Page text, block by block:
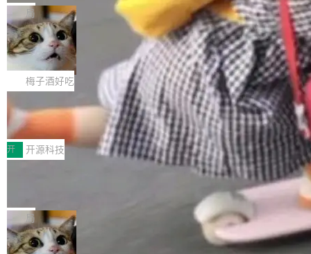
融、能源、医疗等对数据安全要求较...
各业的Agent走向规模化建设，算力构成形态逐
渐丰富，用户关注的重点也在发生变化：不只是
让AI用起来，还要进一步看清混合算力时代下，
Token花在哪里、算力是否被充分利用，以及持
续增长的AI成本该如何优化。 深信服AI算力网关
正是围绕这些实际问题，从Token治理和成本治
理两个方面，让用户的每一份算力都看得清、管
得住、用得稳、省得下、更安全！ 一、从现在开
始，Token使用一目...
Bigtable 作者之一。TensorFlow 的作者之一。
Gemini 的架构师。Google 首席科学家。 Jeff D
ean 在 Google 工作了 27 年后，宣布离职。 他
不是一个人走。一同离开的还有 Sanjay Ghema
wat（Google 员工编号 23，Jeff Dean 二十多
年的编程搭档，MapReduce 和 Bigtable 的共同
作者）、Quoc Le（Google 大脑核心成员，Se
q2Seq 和 DocAI 的共同发明人）以及 Oriol Vin
yals（Gemini 联合负责人，AlphaSta...
局
🔥 SolonCode v2026.8.4 发布：界面
字体可调、22 种语言、记忆搜索增强
打开终端就能上岗的全中文编码智能体，这一轮
把「看得清、用母语、记得住」三件事一次补
齐。 SolonCode 是什么 SolonCode 是杭州无
耳科技研发的企业级终端编码智能体——一位全
中文驱动的数字员工，自主理解需求、规划步
骤、编写代码。不挑模型、不挑平台，curl 一行
装完即用。 开源地址：Gitee · GitCode · GitHu
b 安装 支持 Java 8+（8~26）、macOS / Linu
x / Windows / Harmony PC。 # macOS / Linu
x / Harmony PC curl -fsSL https://solon.noea
r.org/solon...
梅子酒好吃
让“代码语义理解”深度释放AI Coding价值潜能：华为
云码道（CodeArts）代码仓技术解析
一、代码仓深度理解技术的作用与价值 在软件工程实践中，代码仓
是企业核心知识资产的主要载体。企业级代码仓库通常包含数十万
乃至数百万个文件，其规模远超单次模型调用可承载的上下文窗
口。随着项目规模的持续扩张与代码历史的不断累积，代码仓中的
模块关系、接口契约、业务逻辑等关键信息往往分散于数十乃至数
百个文件之中，形成高度复杂的知识关联网络。传统的代码检索手
段（如关键词匹配、目录遍历）仅能在语法层面完成文本定位，难
以触及代码的语义内涵与结构关联，导致开发者使用代码智能体在
开 开源科技
最高人民检察院8月4日公布了一起案件：北京一
名90后算法工程师王某，为了给自己接的私活腾
服务器空间，删光了公司AI游戏部门的全部核心
数据。 王某2024年1月入职东城区某科技公司AI
局